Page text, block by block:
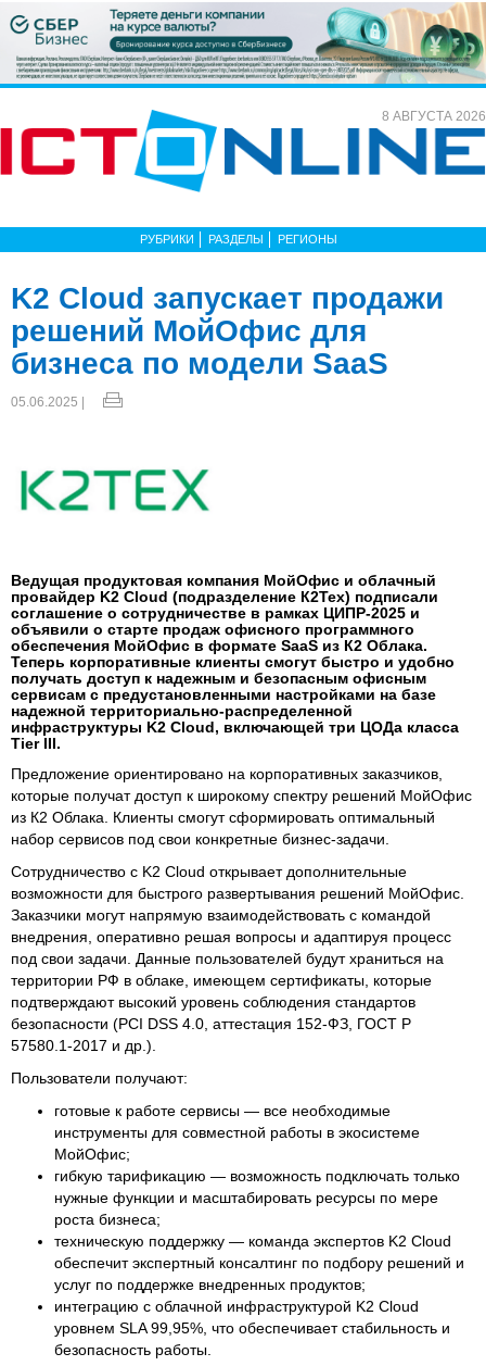
8 АВГУСТА 2026
РУБРИКИ РАЗДЕЛЫ РЕГИОНЫ
K2 Cloud запускает продажи
решений МойОфис для
бизнеса по модели SaaS
05.06.2025 |
Ведущая продуктовая компания МойОфис и облачный
провайдер K2 Cloud (подразделение К2Тех) подписали
соглашение о сотрудничестве в рамках ЦИПР-2025 и
объявили о старте продаж офисного программного
обеспечения МойОфис в формате SaaS из К2 Облака.
Теперь корпоративные клиенты смогут быстро и удобно
получать доступ к надежным и безопасным офисным
сервисам с предустановленными настройками на базе
надежной территориально-распределенной
инфраструктуры K2 Cloud, включающей три ЦОДа класса
Tier III.
Предложение ориентировано на корпоративных заказчиков,
которые получат доступ к широкому спектру решений МойОфис
из К2 Облака. Клиенты смогут сформировать оптимальный
набор сервисов под свои конкретные бизнес-задачи.
Сотрудничество с K2 Cloud открывает дополнительные
возможности для быстрого развертывания решений МойОфис.
Заказчики могут напрямую взаимодействовать с командой
внедрения, оперативно решая вопросы и адаптируя процесс
под свои задачи. Данные пользователей будут храниться на
территории РФ в облаке, имеющем сертификаты, которые
подтверждают высокий уровень соблюдения стандартов
безопасности (PCI DSS 4.0, аттестация 152-ФЗ, ГОСТ Р
57580.1-2017 и др.).
Пользователи получают:
готовые к работе сервисы — все необходимые
инструменты для совместной работы в экосистеме
МойОфис;
гибкую тарификацию — возможность подключать только
нужные функции и масштабировать ресурсы по мере
роста бизнеса;
техническую поддержку — команда экспертов K2 Cloud
обеспечит экспертный консалтинг по подбору решений и
услуг по поддержке внедренных продуктов;
интеграцию с облачной инфраструктурой K2 Cloud
уровнем SLA 99,95%, что обеспечивает стабильность и
безопасность работы.